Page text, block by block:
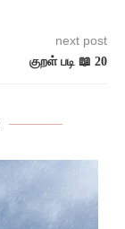
next post
குறள் படி 📖 20